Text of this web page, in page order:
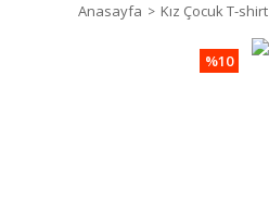
Anasayfa Kız Çocuk T-shirt
%10